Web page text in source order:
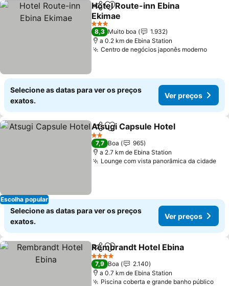
PartilharAdicionar aos favoritos
Hotel Route-inn Ebina
Ekimae
Ver preços
3 Estrelas
8,3 Muito boa
1.932
a 0.2 km de Ebina Station
Centro de negócios japonês modernoVer
Selecione as datas para ver os preços
exatos.
Ver preços
Escolha popular
PartilharAdicionar aos favoritos
Atsugi Capsule Hotel
2 Estrelas
7,7 Boa
965
a 2.7 km de Ebina Station
Lounge com vista panorâmica da cidade
Selecione as datas para ver os preços
exatos.
Ver preços
PartilharAdicionar aos favoritos
Rembrandt Hotel Ebina
4 Estrelas
7,9 Boa
2.140
a 0.7 km de Ebina Station
Piscina coberta e grande banho públicoVer